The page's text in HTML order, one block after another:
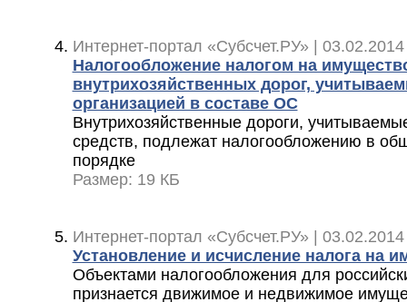
Интернет-портал «Субсчет.РУ» |
Налогообложение налогом на
внутрихозяйственных дорог,
организацией в составе ОС
Внутрихозяйственные дороги,
средств, подлежат налогообложению в
порядке
Размер: 19 КБ
Интернет-портал «Субсчет.РУ» |
Установление и исчисление налога на
Объектами налогообложения для
признается движимое и недвижимое